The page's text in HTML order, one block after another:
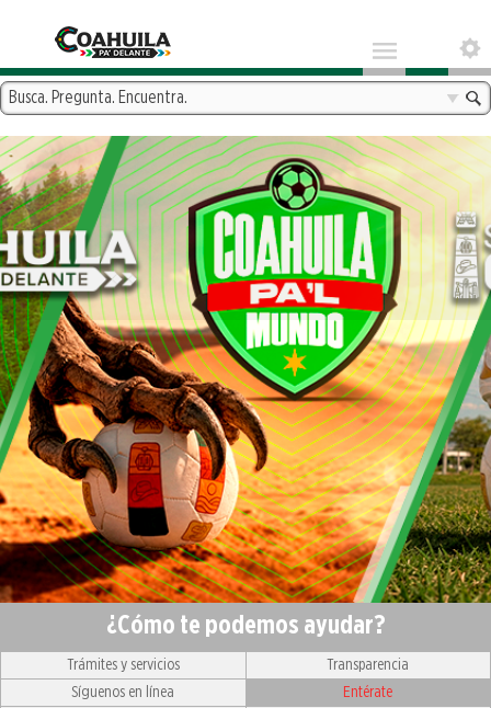
¿Cómo te podemos ayudar?
Trámites y servicios
Transparencia
Síguenos en línea
Entérate